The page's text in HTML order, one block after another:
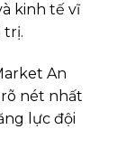
kinh tế vĩ
trị.
An
nét nhất
lực đội